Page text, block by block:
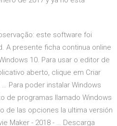
este software foi
A presente ficha continua online
10. Para usar o editor de
aberto, clique em Criar
Para poder instalar Windows
de programas llamado Windows
de las opciones la ultima versión
Maker - 2018 - … Descarga